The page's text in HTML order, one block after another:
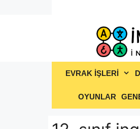
EVRAK İŞLERİ
OYUNLAR